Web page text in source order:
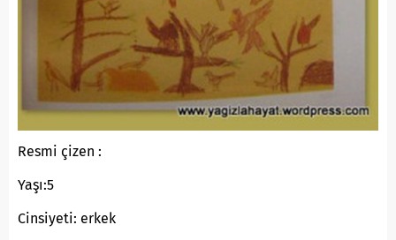
Resmi çizen :
Yaşı:5
Cinsiyeti: erkek